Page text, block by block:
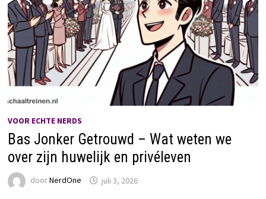
VOOR ECHTE NERDS
Bas Jonker Getrouwd – Wat weten we
over zijn huwelijk en privéleven
doorNerdOne juli 3, 2026